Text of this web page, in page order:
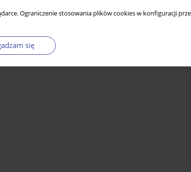
Ograniczenie stosowania plików cookies w konfiguracji
się